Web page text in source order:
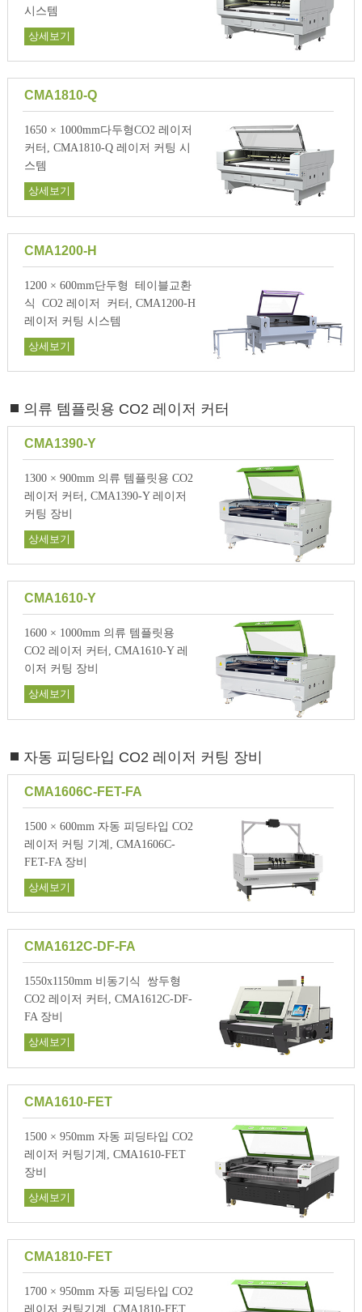
시스템
상세보기
CMA1810-Q
1650 × 1000mm다두형CO2 레이저
커터, CMA1810-Q 레이저 커팅 시
스템
상세보기
CMA1200-H
1200 × 600mm단두형 테이블교환
식 CO2 레이저 커터, CMA1200-H
레이저 커팅 시스템
상세보기
의류 템플릿용 CO2 레이저 커터
CMA1390-Y
1300 × 900mm 의류 템플릿용 CO2
레이저 커터, CMA1390-Y 레이저
커팅 장비
상세보기
CMA1610-Y
1600 × 1000mm 의류 템플릿용
CO2 레이저 커터, CMA1610-Y 레
이저 커팅 장비
상세보기
자동 피딩타입 CO2 레이저 커팅 장비
CMA1606C-FET-FA
1500 × 600mm 자동 피딩타입 CO2
레이저 커팅 기계, CMA1606C-
FET-FA 장비
상세보기
CMA1612C-DF-FA
1550x1150mm 비동기식 쌍두형
CO2 레이저 커터, CMA1612C-DF-
FA 장비
상세보기
CMA1610-FET
1500 × 950mm 자동 피딩타입 CO2
레이저 커팅기계, CMA1610-FET
장비
상세보기
CMA1810-FET
1700 × 950mm 자동 피딩타입 CO2
레이저 커팅기계, CMA1810-FET